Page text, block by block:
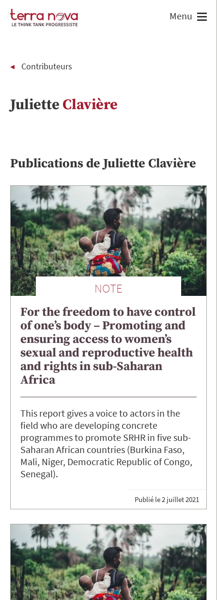
Contributeurs
Juliette Clavière
Publications deJuliette Clavière
NOTE
For the freedom to have control
of one’s body – Promoting and
ensuring access to women’s
sexual and reproductive health
and rights in sub-Saharan
Africa
This report gives a voice to actors in the
field who are developing concrete
programmes to promote SRHR in five sub-
Saharan African countries (Burkina Faso,
Mali, Niger, Democratic Republic of Congo,
Senegal).
Publié le2 juillet 2021